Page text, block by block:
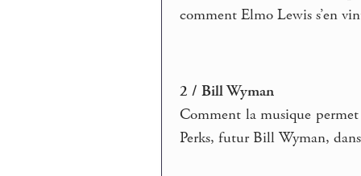
comment Elmo Lewis s’en
2 / Bill Wyman
Comment la musique permet
Perks, futur Bill Wyman, dans